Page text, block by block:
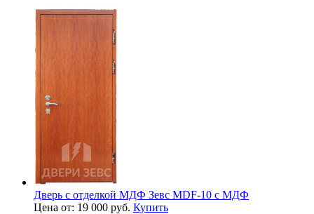
Дверь с отделкой МДФ Зевс MDF-10 с МДФ
Цена от: 19 000 руб. Купить